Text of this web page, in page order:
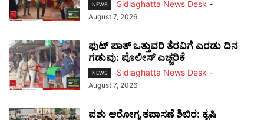
NEWS Sidlaghatta News Desk -
August 7, 2026
ಫುಟ್‌ ಪಾತ್ ಒತ್ತುವರಿ ತೆರವಿಗೆ ಎರಡು ದಿನ
ಗಡುವು: ಪೊಲೀಸ್ ಎಚ್ಚರಿಕೆ
NEWS Sidlaghatta News Desk -
August 7, 2026
ಪಶು ಆರೋಗ್ಯ ತಪಾಸಣೆ ಶಿಬಿರ: ಕೃಷಿ